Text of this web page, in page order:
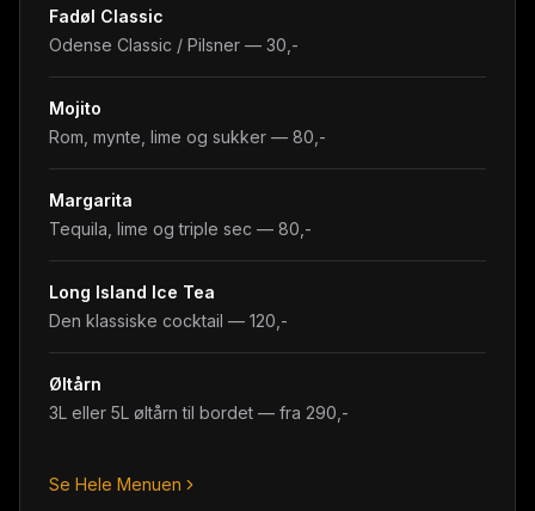
Fadøl Classic
Odense Classic / Pilsner — 30,-
Mojito
Rom, mynte, lime og sukker — 80,-
Margarita
Tequila, lime og triple sec — 80,-
Long Island Ice Tea
Den klassiske cocktail — 120,-
Øltårn
3L eller 5L øltårn til bordet — fra 290,-
Se Hele Menuen